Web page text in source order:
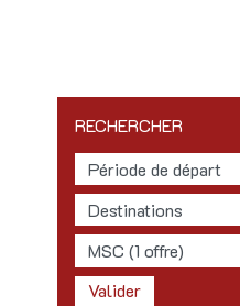
RECHERCHER